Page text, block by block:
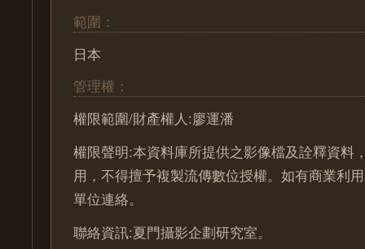
範圍：
日本
管理權：
權限範圍/財產權人:廖運潘
權限聲明:本資料庫所提供之影像檔及詮釋資料
用，不得擅予複製流傳數位授權。如有商業利
單位連絡。
聯絡資訊:夏門攝影企劃研究室。